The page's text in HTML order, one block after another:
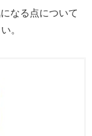
なる点について
。